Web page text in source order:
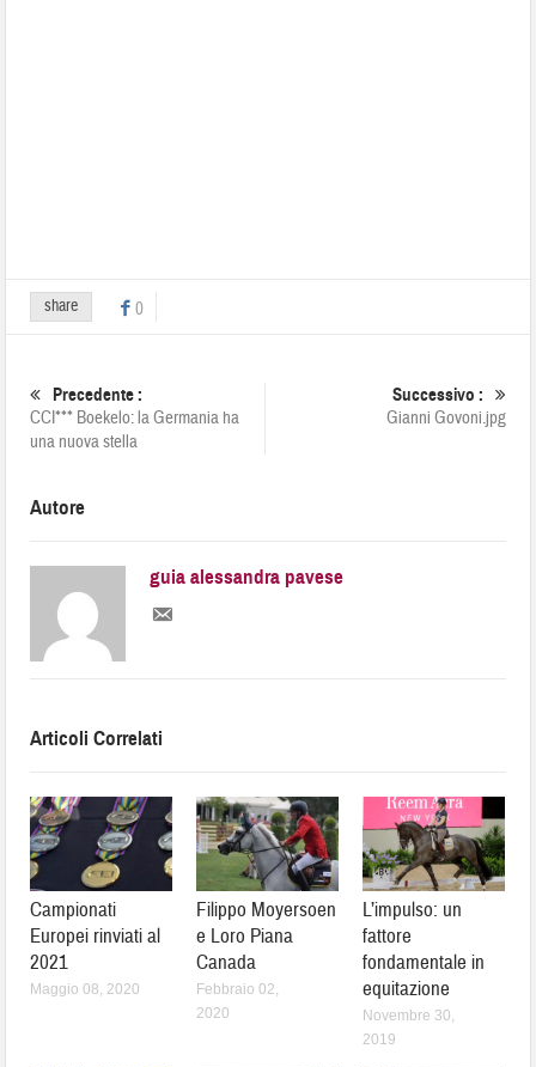
share 0
Precedente :
CCI*** Boekelo: la Germania ha
una nuova stella
Successivo :
Gianni Govoni.jpg
Autore
guia alessandra pavese
Articoli Correlati
Campionati
Europei rinviati al
2021
Maggio 08, 2020
Filippo Moyersoen
e Loro Piana
Canada
Febbraio 02,
2020
L’impulso: un
fattore
fondamentale in
equitazione
Novembre 30,
2019